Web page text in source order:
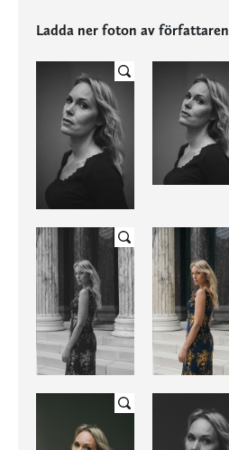
Ladda ner foton av författaren